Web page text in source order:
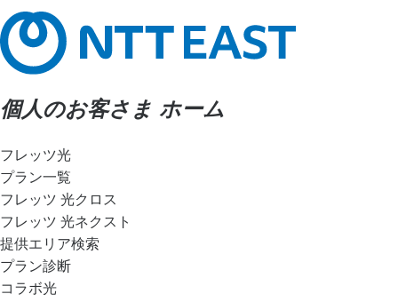
個人のお客さま ホーム
フレッツ光
プラン一覧
フレッツ 光クロス
フレッツ 光ネクスト
提供エリア検索
プラン診断
コラボ光